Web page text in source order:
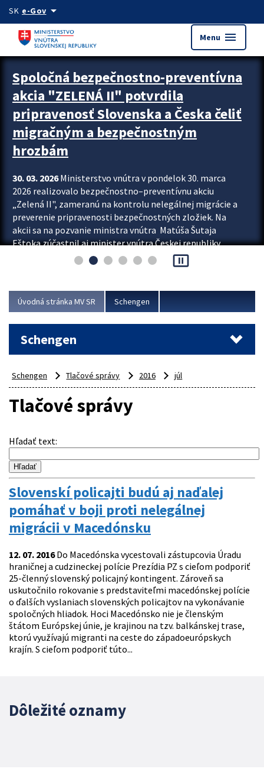
Preskocit na hlavný obsah
SK e-Govarrow_drop_down
Menu menu
Zastavit automatický posun upútavok
Spoločná bezpečnostno-preventívna
akcia "ZELENÁ II" potvrdila
pripravenosť Slovenska a Česka čeliť
migračným a bezpečnostným
hrozbám
30. 03. 2026Ministerstvo vnútra v pondelok 30. marca
2026 realizovalo bezpečnostno–preventívnu akciu
„Zelená II", zameranú na kontrolu nelegálnej migrácie a
preverenie pripravenosti bezpečnostných zložiek. Na
akcii sa na pozvanie ministra vnútra Matúša Šutaja
Eštoka zúčastnil aj minister vnútra Českej republiky
Lubomír Metnar, spolu s ďalšími zahraničnými partnermi.
Cieľom akcie bolo posilniť kontrolné mechanizmy,
demonštrovať pripravenosť Slovenska na možné...
pause_presentation
Úvodná stránka MV SR Schengen
Schengen
Schengen Tlačové správy 2016 júl
Tlačové správy
Hľadať text:
Slovenskí policajti budú aj naďalej
pomáhať v boji proti nelegálnej
migrácii v Macedónsku
12. 07. 2016Do Macedónska vycestovali zástupcovia Úradu
hraničnej a cudzineckej polície Prezídia PZ s cieľom podporiť
25-členný slovenský policajný kontingent. Zároveň sa
uskutočnilo rokovanie s predstaviteľmi macedónskej polície
o ďalších vyslaniach slovenských policajtov na vykonávanie
spoločných hliadok. Hoci Macedónsko nie je členským
štátom Európskej únie, je krajinou na tzv. balkánskej trase,
ktorú využívajú migranti na ceste do západoeurópskych
krajín. S cieľom podporiť túto...
Dôležité oznamy